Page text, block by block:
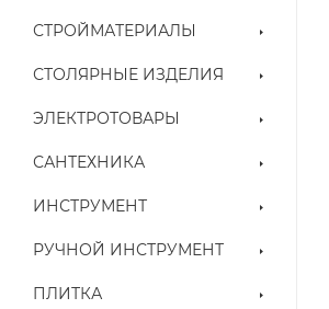
СТРОЙМАТЕРИАЛЫ
СТОЛЯРНЫЕ ИЗДЕЛИЯ
ЭЛЕКТРОТОВАРЫ
САНТЕХНИКА
ИНСТРУМЕНТ
РУЧНОЙ ИНСТРУМЕНТ
ПЛИТКА